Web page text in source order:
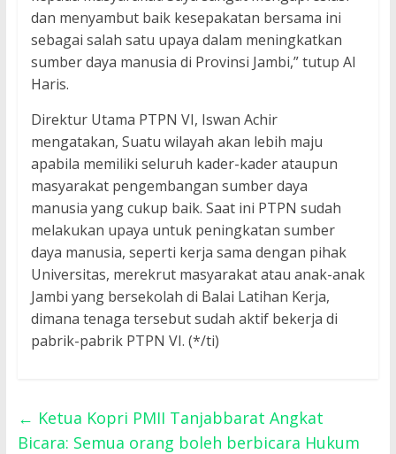
dan menyambut baik kesepakatan bersama ini
sebagai salah satu upaya dalam meningkatkan
sumber daya manusia di Provinsi Jambi,” tutup Al
Haris.
Direktur Utama PTPN VI, Iswan Achir
mengatakan, Suatu wilayah akan lebih maju
apabila memiliki seluruh kader-kader ataupun
masyarakat pengembangan sumber daya
manusia yang cukup baik. Saat ini PTPN sudah
melakukan upaya untuk peningkatan sumber
daya manusia, seperti kerja sama dengan pihak
Universitas, merekrut masyarakat atau anak-anak
Jambi yang bersekolah di Balai Latihan Kerja,
dimana tenaga tersebut sudah aktif bekerja di
pabrik-pabrik PTPN VI. (*/ti)
← Ketua Kopri PMII Tanjabbarat Angkat
Bicara: Semua orang boleh berbicara Hukum